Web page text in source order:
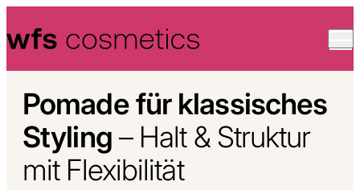
Pomade für klassisches
Styling– Halt & Struktur
mit Flexibilität